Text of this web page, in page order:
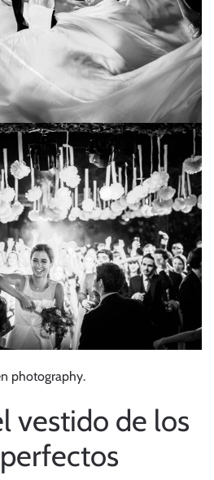
photography.
vestido de los